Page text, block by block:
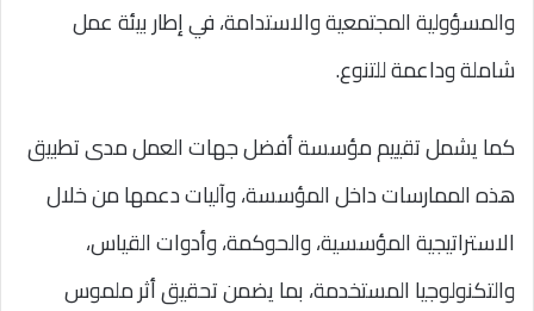
والمسؤولية المجتمعية والاستدامة، في إطار بيئة عمل
شاملة وداعمة للتنوع.
كما يشمل تقييم مؤسسة أفضل جهات العمل مدى تطبيق
هذه الممارسات داخل المؤسسة، وآليات دعمها من خلال
الاستراتيجية المؤسسية، والحوكمة، وأدوات القياس،
والتكنولوجيا المستخدمة، بما يضمن تحقيق أثر ملموس